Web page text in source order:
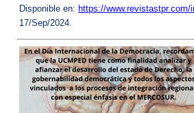
Disponible en: https://
17/Sep/2024.